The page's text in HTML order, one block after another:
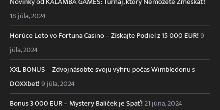
18 júla, 2024
Horúce Leto vo Fortuna Casino – Získajte Podiel z 15 000 EUR!9
júla, 2024
XXL BONUS – Zdvojnásobte svoju výhru počas Wimbledonu s
DOXXbet!9 júla, 2024
Bonus 3 000 EUR – Mystery Balíček je Späť!21 júna, 2024